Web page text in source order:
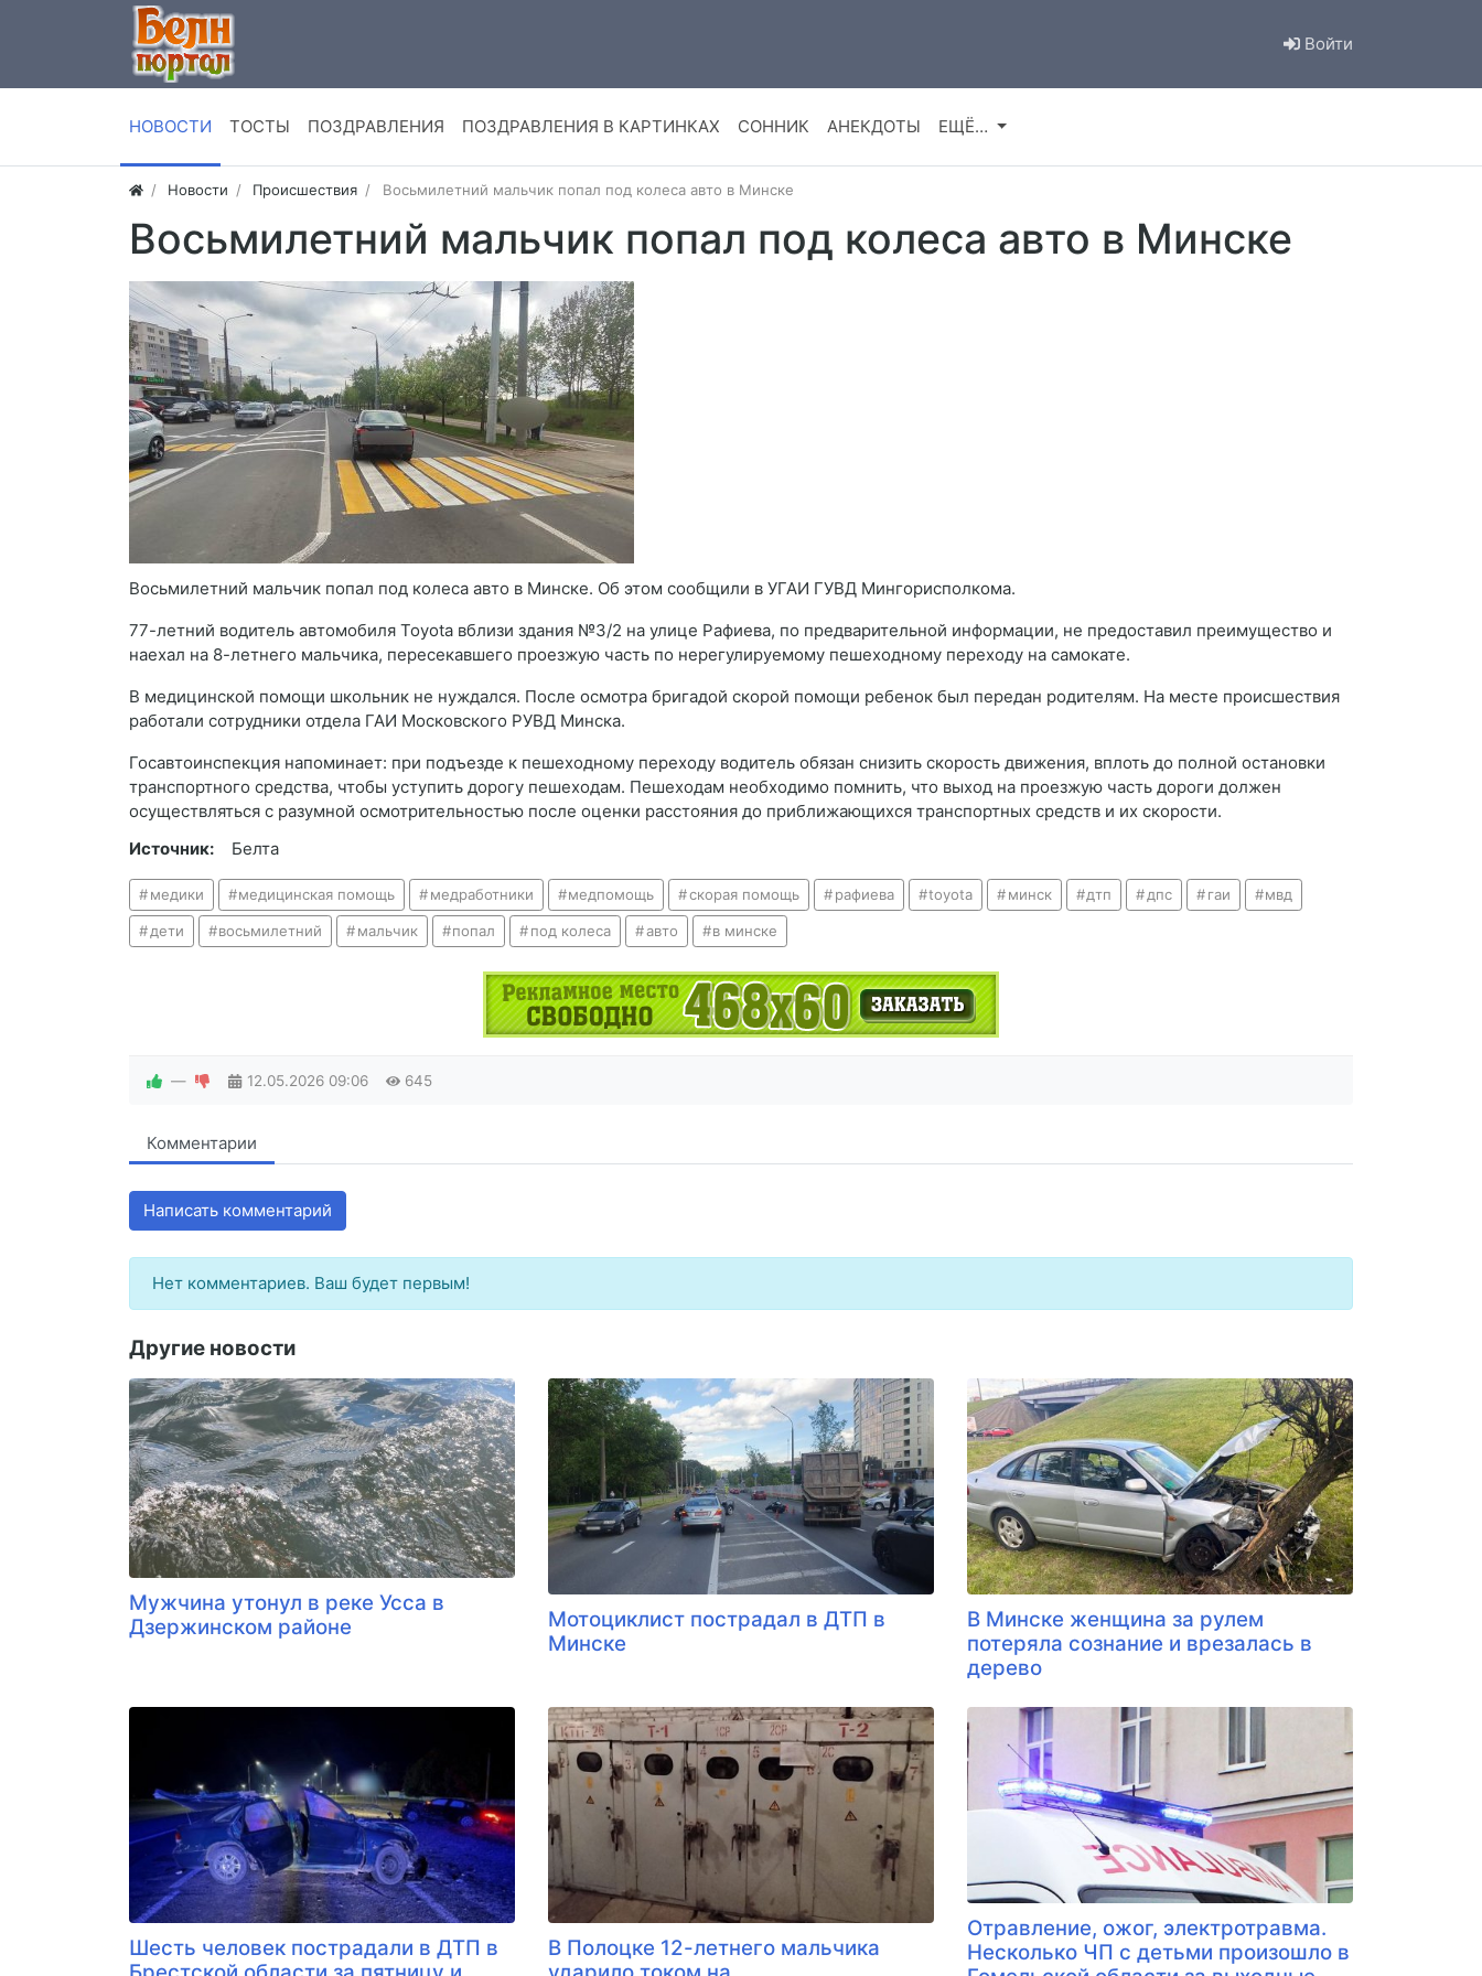
Войти
НОВОСТИ ТОСТЫ ПОЗДРАВЛЕНИЯ ПОЗДРАВЛЕНИЯ В КАРТИНКАХ СОННИК АНЕКДОТЫ ЕЩЁ…
Новости Происшествия Восьмилетний мальчик попал под колеса авто в Минске
Восьмилетний мальчик попал под колеса авто в Минске
Восьмилетний мальчик попал под колеса авто в Минске. Об этом сообщили в УГАИ ГУВД Мингорисполкома.
77-летний водитель автомобиля Toyota вблизи здания №3/2 на улице Рафиева, по предварительной информации, не предоставил преимущество и
наехал на 8-летнего мальчика, пересекавшего проезжую часть по нерегулируемому пешеходному переходу на самокате.
В медицинской помощи школьник не нуждался. После осмотра бригадой скорой помощи ребенок был передан родителям. На месте происшествия
работали сотрудники отдела ГАИ Московского РУВД Минска.
Госавтоинспекция напоминает: при подъезде к пешеходному переходу водитель обязан снизить скорость движения, вплоть до полной остановки
транспортного средства, чтобы уступить дорогу пешеходам. Пешеходам необходимо помнить, что выход на проезжую часть дороги должен
осуществляться с разумной осмотрительностью после оценки расстояния до приближающихся транспортных средств и их скорости.
Источник:
Белта
медики медицинская помощь медработники медпомощь скорая помощь рафиева toyota минск дтп дпс гаи мвд
дети восьмилетний мальчик попал под колеса авто в минске
— 12.05.2026 09:06 645
Комментарии
Написать комментарий
Нет комментариев. Ваш будет первым!
Другие новости
Мужчина утонул в реке Усса в
Дзержинском районе
Мотоциклист пострадал в ДТП в
Минске
В Минске женщина за рулем
потеряла сознание и врезалась в
дерево
Шесть человек пострадали в ДТП в
В Полоцке 12-летнего мальчика
Отравление, ожог, электротравма.
Несколько ЧП с детьми произошло в